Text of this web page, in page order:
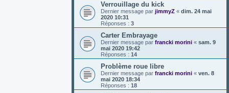
Verrouillage du kick
Dernier message par jimmyZ « dim. 24 mai
2020 10:31
Réponses : 3
Carter Embrayage
Dernier message par francki morini « sam. 9
mai 2020 19:42
Réponses : 14
Problème roue libre
Dernier message par francki morini « ven. 8
mai 2020 18:34
Réponses : 18